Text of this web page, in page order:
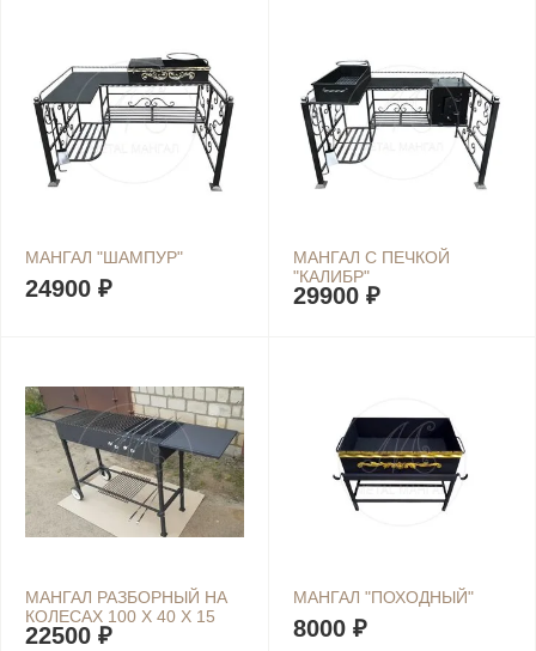
МАНГАЛ "ШАМПУР"
24900 ₽
МАНГАЛ С ПЕЧКОЙ
"КАЛИБР"
29900 ₽
МАНГАЛ РАЗБОРНЫЙ НА
КОЛЕСАХ 100 Х 40 Х 15
22500 ₽
МАНГАЛ "ПОХОДНЫЙ"
8000 ₽